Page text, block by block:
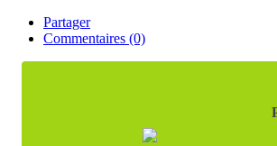
Partager
Commentaires (0)